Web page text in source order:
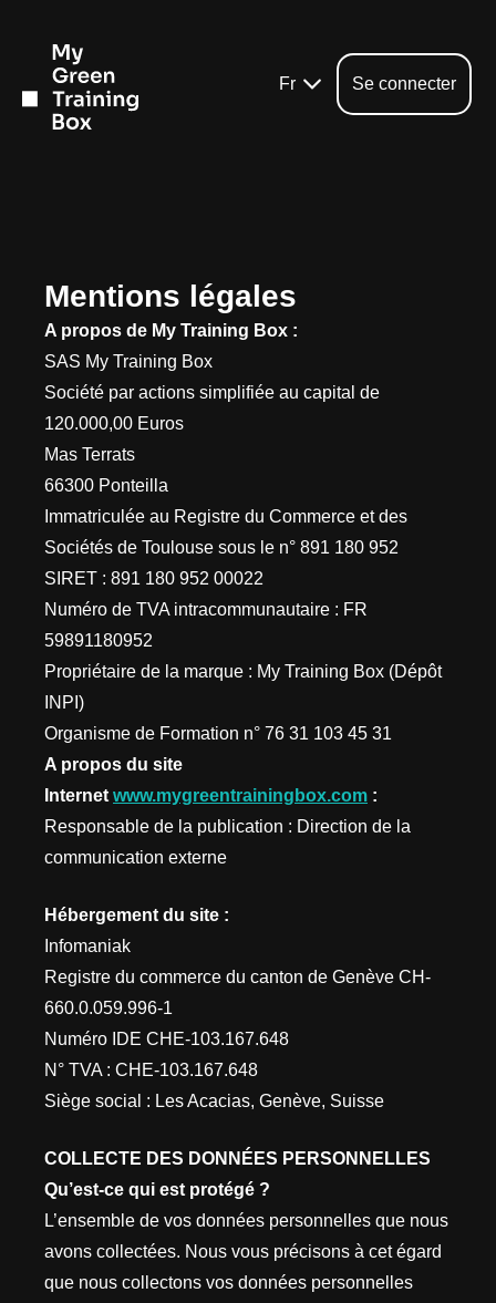
content
Fr Se connecter
Mentions légales
A propos de My Training Box :
SAS My Training Box
Société par actions simplifiée au capital de
120.000,00 Euros
Mas Terrats
66300 Ponteilla
Immatriculée au Registre du Commerce et des
Sociétés de Toulouse sous le n° 891 180 952
SIRET : 891 180 952 00022
Numéro de TVA intracommunautaire : FR
59891180952
Propriétaire de la marque : My Training Box (Dépôt
INPI)
Organisme de Formation n° 76 31 103 45 31
A propos du site
Internet www.mygreentrainingbox.com :
Responsable de la publication : Direction de la
communication externe
Hébergement du site :
Infomaniak
Registre du commerce du canton de Genève CH-
660.0.059.996-1
Numéro IDE CHE-103.167.648
N° TVA : CHE-103.167.648
Siège social : Les Acacias, Genève, Suisse
COLLECTE DES DONNÉES PERSONNELLES
Qu’est-ce qui est protégé ?
L’ensemble de vos données personnelles que nous
avons collectées. Nous vous précisons à cet égard
que nous collectons vos données personnelles